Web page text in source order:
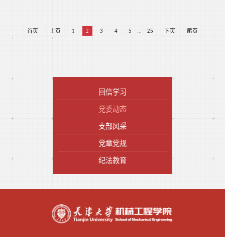
首页 上页 1 2 3 4 5 25 下页 尾页
回信学习
党委动态
支部风采
党章党规
纪法教育